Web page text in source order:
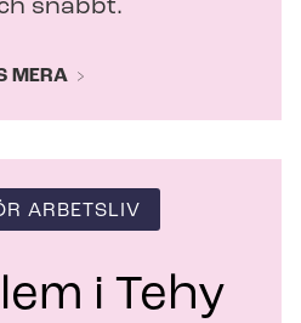
snabbt.
MERA
ARBETSLIV
i Tehy